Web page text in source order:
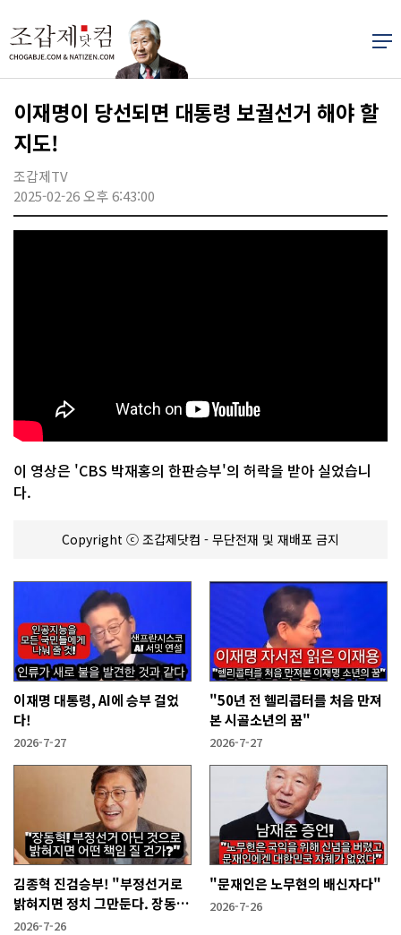
이재명이 당선되면 대통령 보궐선거 해야 할
지도!
조갑제TV
2025-02-26 오후 6:43:00
이 영상은 'CBS 박재홍의 한판승부'의 허락을 받아 실었습니
다.
Copyright ⓒ 조갑제닷컴 - 무단전재 및 재배포 금지
이재명 대통령, AI에 승부 걸었
다!
2026-7-27
"50년 전 헬리콥터를 처음 만져
본 시골소년의 꿈"
2026-7-27
김종혁 진검승부! "부정선거로
밝혀지면 정치 그만둔다. 장동혁
당신들은?"
2026-7-26
"문재인은 노무현의 배신자다"
2026-7-26